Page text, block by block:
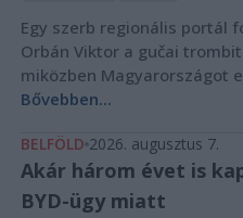
Egy szerb regionális portál
Orbán Viktor a gučai
miközben Magyarországot
Bővebben...
BELFÖLD 2026. augusztus 7.
Akár három évet is
BYD-ügy miatt